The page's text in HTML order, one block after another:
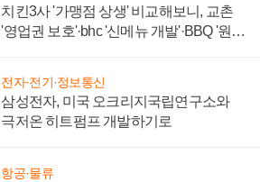
치킨3사 '가맹점 상생' 비교해보니, 교촌
'영업권 보호'·bhc '신메뉴 개발'·BBQ '원가
전자·전기·정보통신
삼성전자, 미국 오크리지국립연구소와
극저온 히트펌프 개발하기로
항공·물류